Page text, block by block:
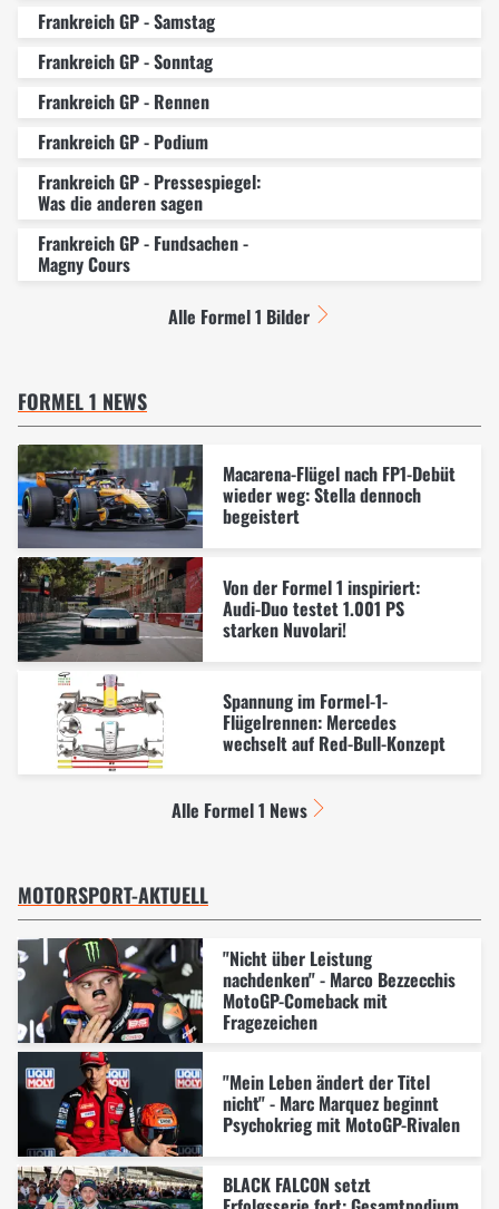
Frankreich GP - Samstag
Frankreich GP - Sonntag
Frankreich GP - Rennen
Frankreich GP - Podium
Frankreich GP - Pressespiegel:
Was die anderen sagen
Frankreich GP - Fundsachen -
Magny Cours
Alle Formel 1 Bilder
FORMEL 1 NEWS
Macarena-Flügel nach FP1-Debüt
wieder weg: Stella dennoch
begeistert
Von der Formel 1 inspiriert:
Audi-Duo testet 1.001 PS
starken Nuvolari!
Spannung im Formel-1-
Flügelrennen: Mercedes
wechselt auf Red-Bull-Konzept
Alle Formel 1 News
MOTORSPORT-AKTUELL
"Nicht über Leistung
nachdenken" - Marco Bezzecchis
MotoGP-Comeback mit
Fragezeichen
"Mein Leben ändert der Titel
nicht" - Marc Marquez beginnt
Psychokrieg mit MotoGP-Rivalen
BLACK FALCON setzt